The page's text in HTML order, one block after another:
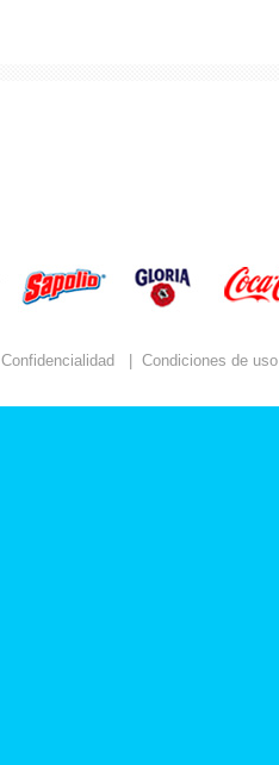
Confidencialidad Condiciones de uso